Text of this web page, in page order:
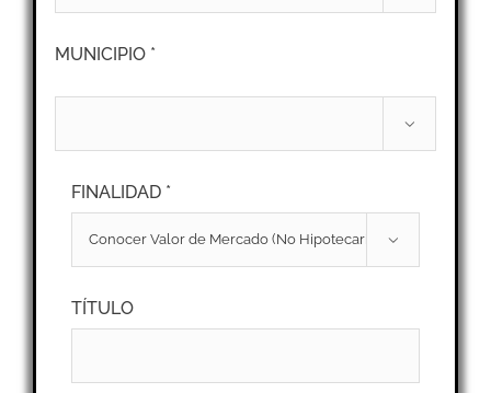
MUNICIPIO *

FINALIDAD *

TÍTULO